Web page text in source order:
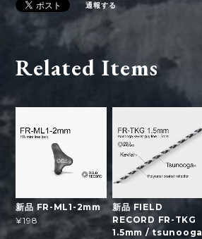
通報する
Related Items
新品 FR-ML1-2mm
¥198
新品 FIELD
RECORD FR-TKG
1.5mm / tsunooga